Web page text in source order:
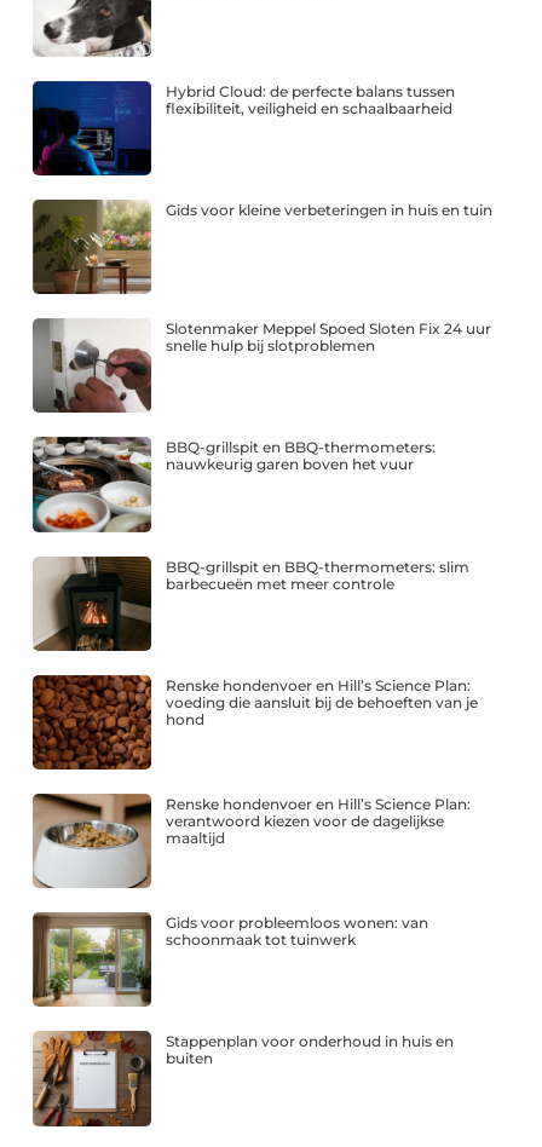
Hybrid Cloud: de perfecte balans tussen
flexibiliteit, veiligheid en schaalbaarheid
Gids voor kleine verbeteringen in huis en tuin
Slotenmaker Meppel Spoed Sloten Fix 24 uur
snelle hulp bij slotproblemen
BBQ-grillspit en BBQ-thermometers:
nauwkeurig garen boven het vuur
BBQ-grillspit en BBQ-thermometers: slim
barbecueën met meer controle
Renske hondenvoer en Hill’s Science Plan:
voeding die aansluit bij de behoeften van je
hond
Renske hondenvoer en Hill’s Science Plan:
verantwoord kiezen voor de dagelijkse
maaltijd
Gids voor probleemloos wonen: van
schoonmaak tot tuinwerk
Stappenplan voor onderhoud in huis en
buiten